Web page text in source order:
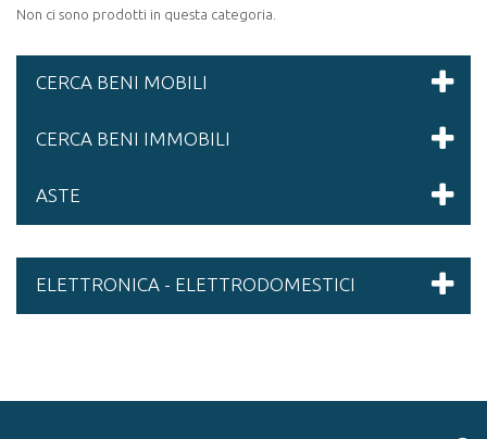
Non ci sono prodotti in questa categoria.
CERCA BENI MOBILI
CERCA BENI IMMOBILI
ASTE
ELETTRONICA - ELETTRODOMESTICI